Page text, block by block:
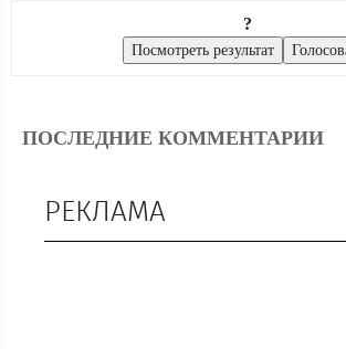
?
ПОСЛЕДНИЕ КОММЕНТАРИИ
РЕКЛАМА